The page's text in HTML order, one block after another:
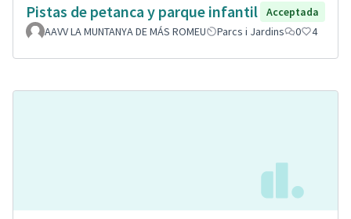
Pistas de petanca y parque infantil
Acceptada
AAVV LA MUNTANYA DE MÁS ROMEU
Parcs i Jardins 0 4